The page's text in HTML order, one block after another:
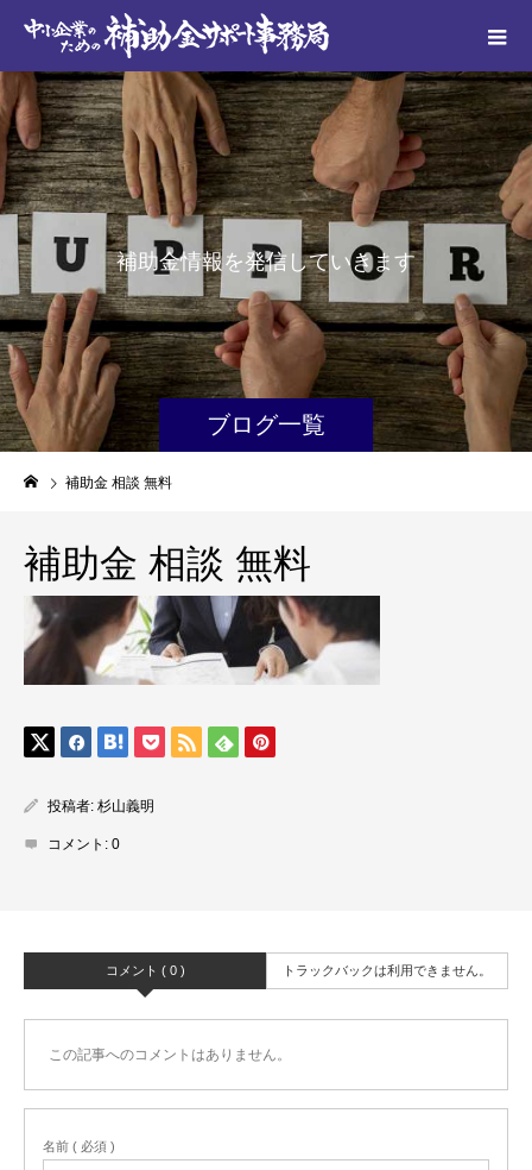
ブログ一覧
補助金情報を発信 していきま す
補助金 相談 無料
補助金 相談 無料
投稿者: 杉山義明
コメント: 0
コメント ( 0 ) トラックバックは利用できません。
この記事へのコメントはありません。
名前 ( 必須 )